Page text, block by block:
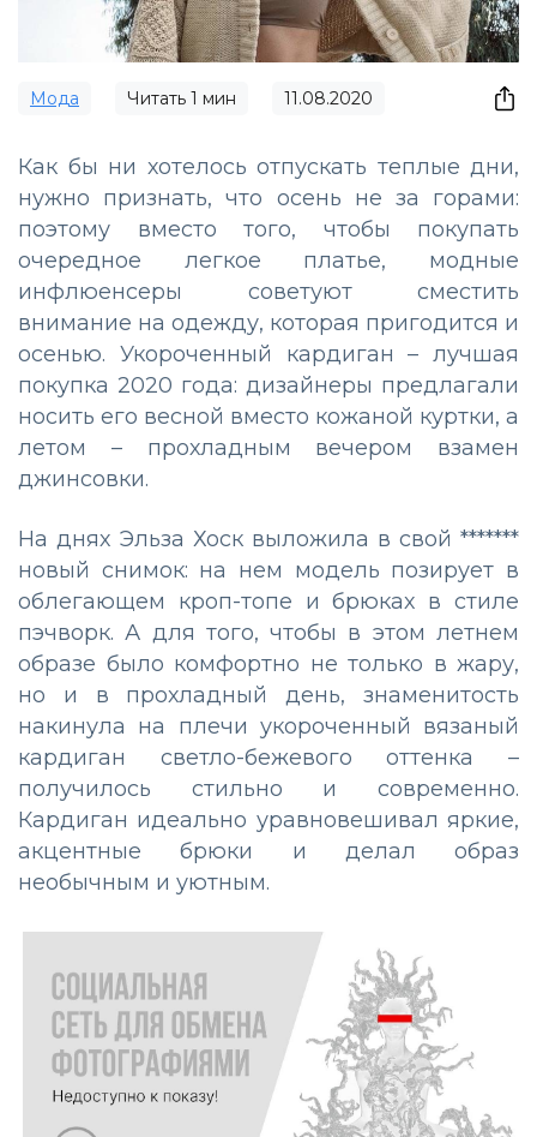
Мода Читать 1 мин 11.08.2020
Как бы ни хотелось отпускать теплые дни,
нужно признать, что осень не за горами:
поэтому вместо того, чтобы покупать
очередное легкое платье, модные
инфлюенсеры советуют сместить
внимание на одежду, которая пригодится и
осенью. Укороченный кардиган – лучшая
покупка 2020 года: дизайнеры предлагали
носить его весной вместо кожаной куртки, а
летом – прохладным вечером взамен
джинсовки.
На днях Эльза Хоск выложила в свой *******
новый снимок: на нем модель позирует в
облегающем кроп-топе и брюках в стиле
пэчворк. А для того, чтобы в этом летнем
образе было комфортно не только в жару,
но и в прохладный день, знаменитость
накинула на плечи укороченный вязаный
кардиган светло-бежевого оттенка –
получилось стильно и современно.
Кардиган идеально уравновешивал яркие,
акцентные брюки и делал образ
необычным и уютным.